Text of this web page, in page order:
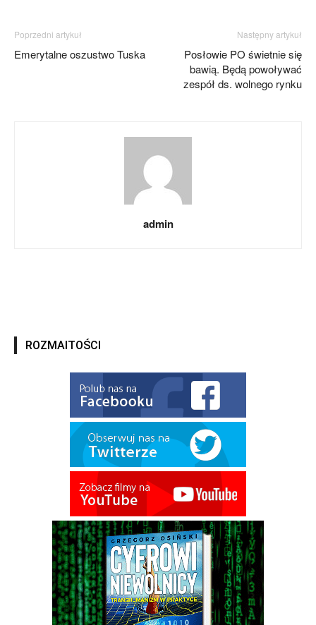
Poprzedni artykuł
Emerytalne oszustwo Tuska
Następny artykuł
Posłowie PO świetnie się
bawią. Będą powoływać
zespół ds. wolnego rynku
admin
ROZMAITOŚCI